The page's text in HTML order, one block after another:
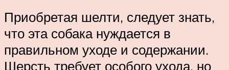
Приобретая шелти, следует знать,
что эта собака нуждается в
правильном уходе и содержании.
Шерсть требует особого ухода, но